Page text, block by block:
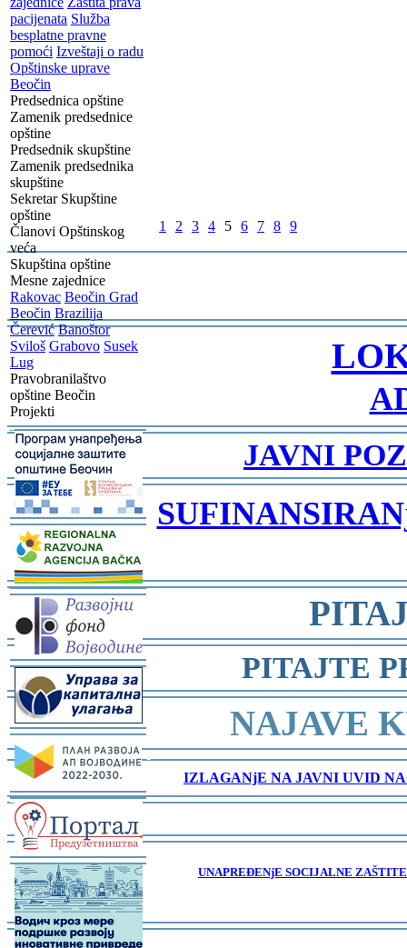
pacijenata Služba
besplatne pravne
pomoći Izveštaji o radu
Opštinske uprave
Beočin
Predsednica opštine
Zamenik predsednice
opštine
Predsednik skupštine
Zamenik predsednika
skupštine
Sekretar Skupštine
opštine
Članovi Opštinskog
veća
Skupština opštine
Mesne zajednice
Rakovac Beočin Grad
Beočin Brazilija
Čerević Banoštor
Sviloš Grabovo Susek
Lug
Pravobranilaštvo
opštine Beočin
Projekti
-
-
-
-
-
-
-
1 2 3 4 5 6 7 8 9
-
-
JAVNI
-
-
-
PITAJTE
-
NAJAVE
-
IZLAGANjE NA JAVNI UVID
-
-
UNAPREĐENjE SOCIJALNE
-